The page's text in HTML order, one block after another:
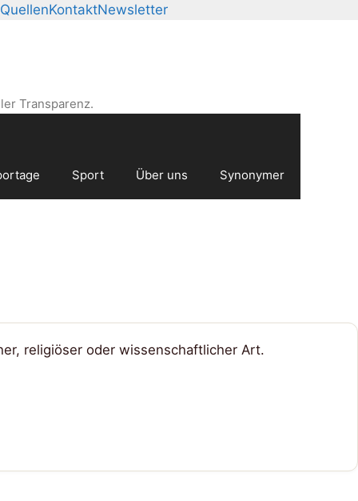
QuellenKontaktNewsletter
Transparenz.
Sport Über uns Synonymer
religiöser oder wissenschaftlicher Art.